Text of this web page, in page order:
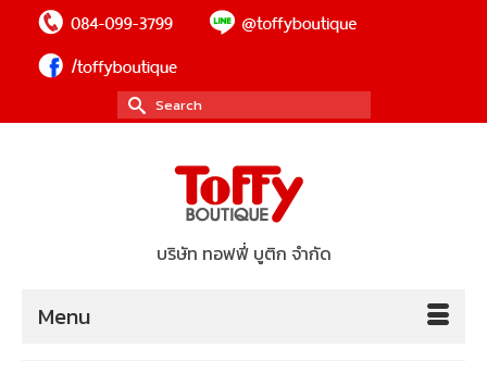
Search
for:
บริษัท ทอฟฟี่ บูติก จำกัด
Menu